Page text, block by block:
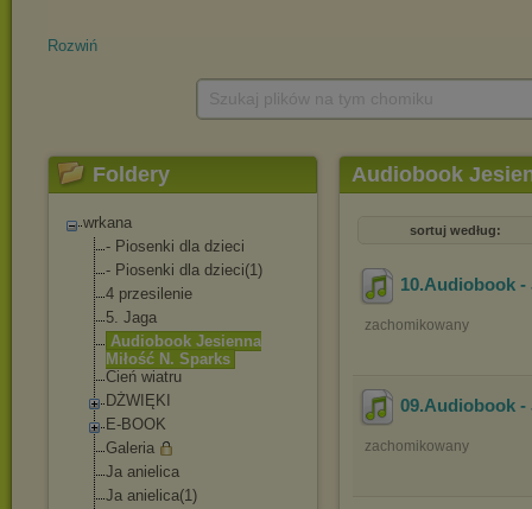
Rozwiń
Foldery
wrkana
- Piosenki dla dzieci
- Piosenki dla dzieci(1)
4 przesilenie
5. Jaga
Audiobook Jesienna
Miłość N. Sparks
Cień wiatru
DŻWIĘKI
E-BOOK
Galeria
Ja anielica
Ja anielica(1)
Audiobook
sortuj według:
10.Audiobook -
zachomikowany
09.Audiobook -
zachomikowany